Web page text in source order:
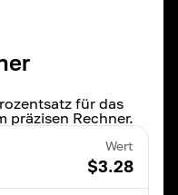
für das
präzisen Rechner.
Wert
$3.28